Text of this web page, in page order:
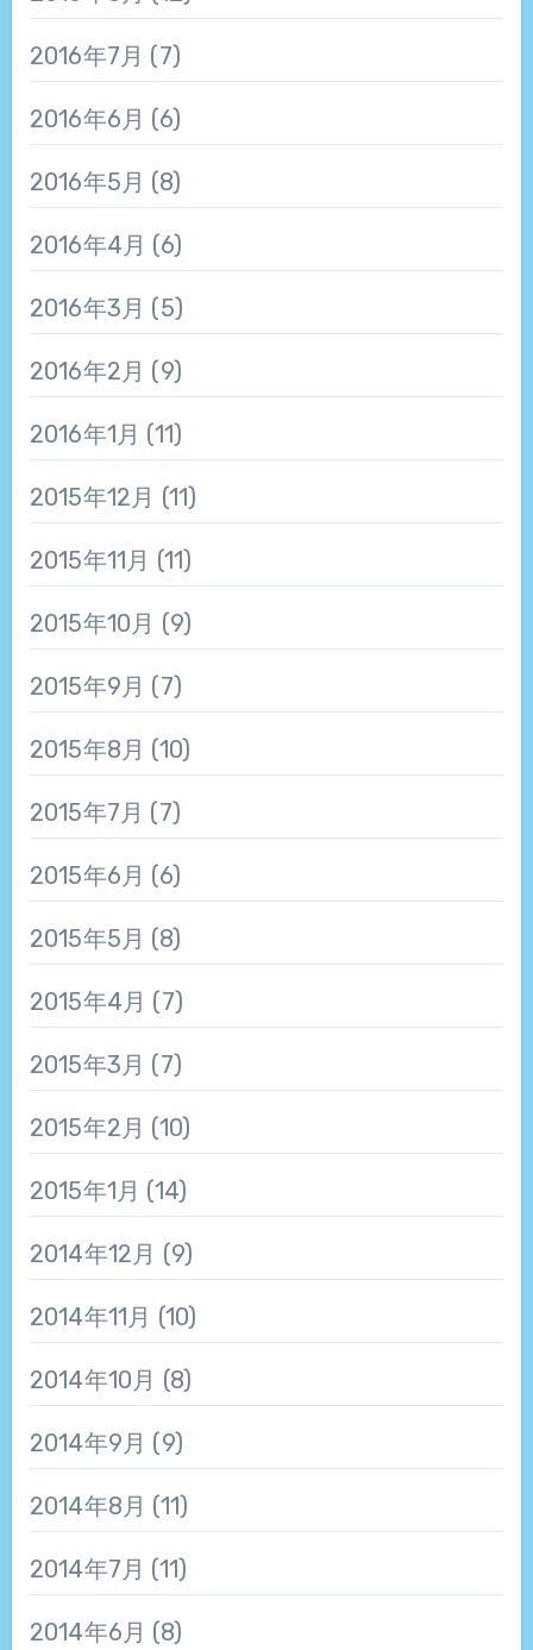
2016年7月 (7)
2016年6月 (6)
2016年5月 (8)
2016年4月 (6)
2016年3月 (5)
2016年2月 (9)
2016年1月 (11)
2015年12月 (11)
2015年11月 (11)
2015年10月 (9)
2015年9月 (7)
2015年8月 (10)
2015年7月 (7)
2015年6月 (6)
2015年5月 (8)
2015年4月 (7)
2015年3月 (7)
2015年2月 (10)
2015年1月 (14)
2014年12月 (9)
2014年11月 (10)
2014年10月 (8)
2014年9月 (9)
2014年8月 (11)
2014年7月 (11)
2014年6月 (8)